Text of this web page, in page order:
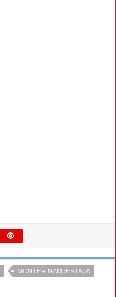
MONTER NAMJESTAJA